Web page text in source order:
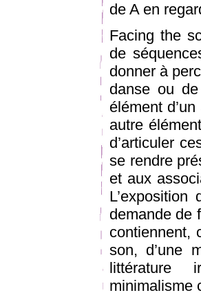
de A en
Facing the
de
donner à
danse ou
élément
autre
d’articuler
se rendre
et aux
demande de
contiennent,
son, d’une
littérature
minimalisme